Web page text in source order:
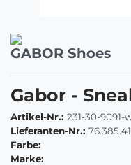
GABOR Shoes
Gabor -
Artikel-Nr.: 231-30-9091-
Lieferanten-Nr.: 76.385.41
Farbe:
Marke: